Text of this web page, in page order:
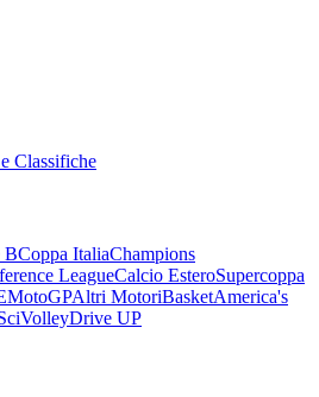
Classifiche
BCoppa ItaliaChampions
LeagueCalcio EsteroSupercoppa
MotoGPAltri MotoriBasketAmerica's
VolleyDrive UP